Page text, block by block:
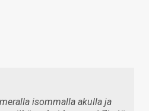
isommalla akulla ja